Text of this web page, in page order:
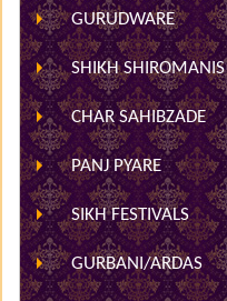
GURUDWARE
SHIKH SHIROMANIS
CHAR SAHIBZADE
PANJ PYARE
SIKH FESTIVALS
GURBANI/ARDAS